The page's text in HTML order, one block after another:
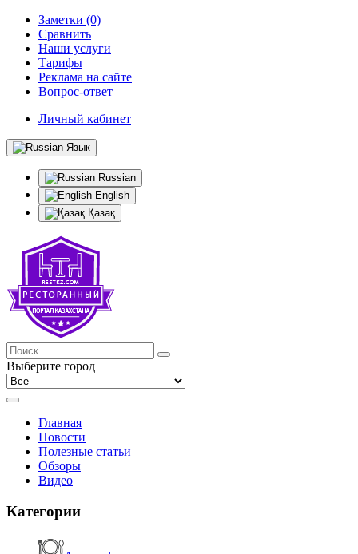
Заметки (0)
Сравнить
Наши услуги
Тарифы
Реклама на сайте
Вопрос-ответ
Личный кабинет
Язык
Russian
English
Қазақ
Выберите город
Главная
Новости
Полезные статьи
Обзоры
Видео
Категории